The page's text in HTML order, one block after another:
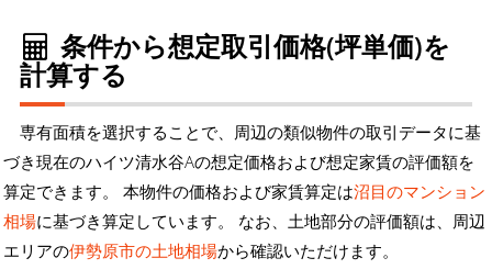
条件から想定取引価格(坪単価)を
計算する
専有面積を選択することで、周辺の類似物件の取引データに基
づき現在のハイツ清水谷Aの想定価格および想定家賃の評価額を
算定できます。 本物件の価格および家賃算定は沼目のマンション
相場に基づき算定しています。 なお、土地部分の評価額は、周辺
エリアの伊勢原市の土地相場から確認いただけます。